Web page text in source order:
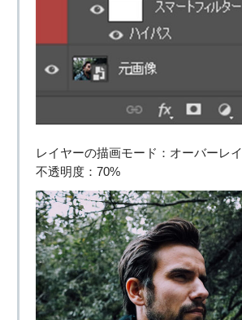
レイヤーの描画モード：オーバーレイ
不透明度：70%